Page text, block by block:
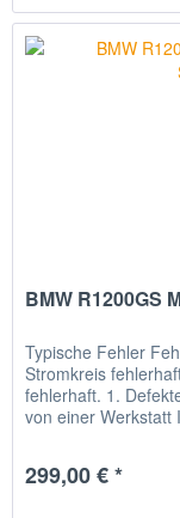
BMW R1200GS
Typische Fehler
Stromkreis
fehlerhaft. 1.
von einer Werkstatt
299,00 € *